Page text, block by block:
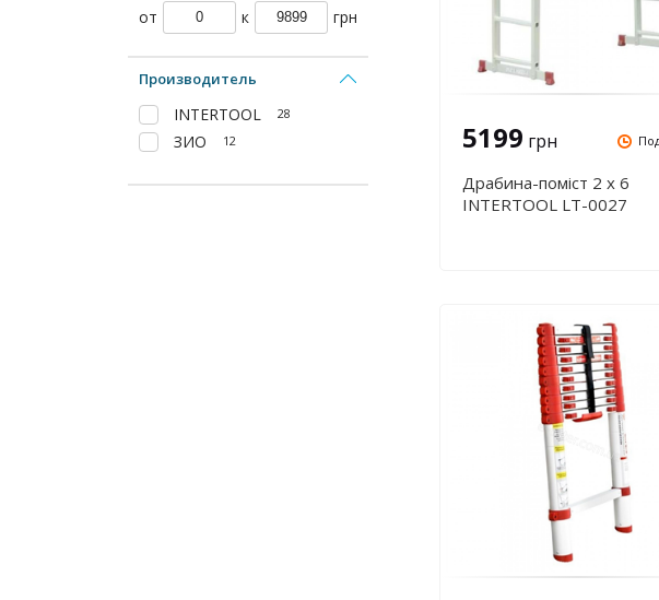
от к грн
Производитель
INTERTOOL 28
ЗИО 12 5199 грн
Драбина-поміст 2 х 6
INTERTOOL LT-0027